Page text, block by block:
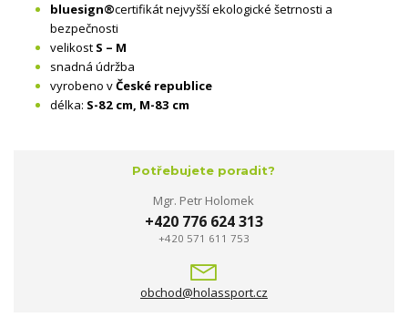
bluesign®certifikát nejvyšší ekologické šetrnosti a
bezpečnosti
velikost S – M
snadná údržba
vyrobeno vČeské republice
délka: S-82 cm, M-83 cm
Potřebujete poradit?
Mgr. Petr Holomek
+420 776 624 313
+420 571 611 753
obchod@holassport.cz